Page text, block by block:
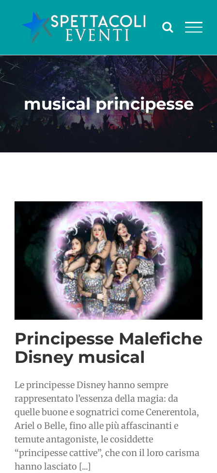
contenuto
musical principesse
Principesse Malefiche
Disney musical
Le principesse Disney hanno sempre
rappresentato l’essenza della magia: da
quelle buone e sognatrici come Cenerentola,
Ariel o Belle, fino alle più affascinanti e
temute antagoniste, le cosiddette
“principesse cattive”, che con il loro carisma
hanno lasciato [...]